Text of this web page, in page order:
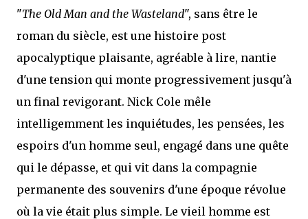
"The Old Man and the Wasteland", sans être le
roman du siècle, est une histoire post
apocalyptique plaisante, agréable à lire, nantie
d'une tension qui monte progressivement jusqu'à
un final revigorant. Nick Cole mêle
intelligemment les inquiétudes, les pensées, les
espoirs d'un homme seul, engagé dans une quête
qui le dépasse, et qui vit dans la compagnie
permanente des souvenirs d'une époque révolue
où la vie était plus simple. Le vieil homme est